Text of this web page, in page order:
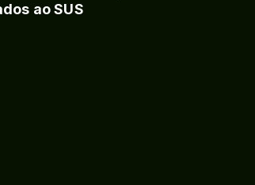
ao SUS